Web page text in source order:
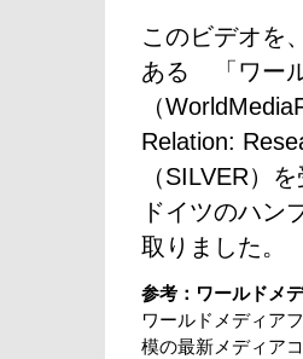
このビデオを
ある 「ワー
（
Relation:
（SILVER）
ドイツのハン
取りました。
参考：ワールドメ
ワールドメディア
模の最新メディア